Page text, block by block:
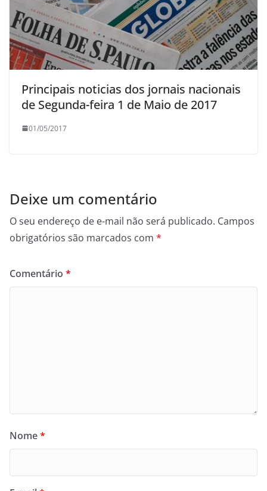
Principais noticias dos jornais nacionais
de Segunda-feira 1 de Maio de 2017
01/05/2017
Deixe um comentário
O seu endereço de e-mail não será publicado. Campos
obrigatórios são marcados com *
Comentário *
Nome*